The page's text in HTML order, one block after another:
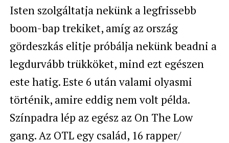
Isten szolgáltatja nekünk a legfrissebb
boom-bap trekiket, amíg az ország
gördeszkás elitje próbálja nekünk beadni a
legdurvább trükköket, mind ezt egészen
este hatig. Este 6 után valami olyasmi
történik, amire eddig nem volt példa.
Színpadra lép az egész az On The Low
gang. Az OTL egy család, 16 rapper/